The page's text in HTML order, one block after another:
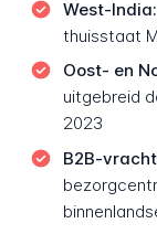
West-India:
thuisstaat
Oost- en
uitgebreid
2023
B2B-